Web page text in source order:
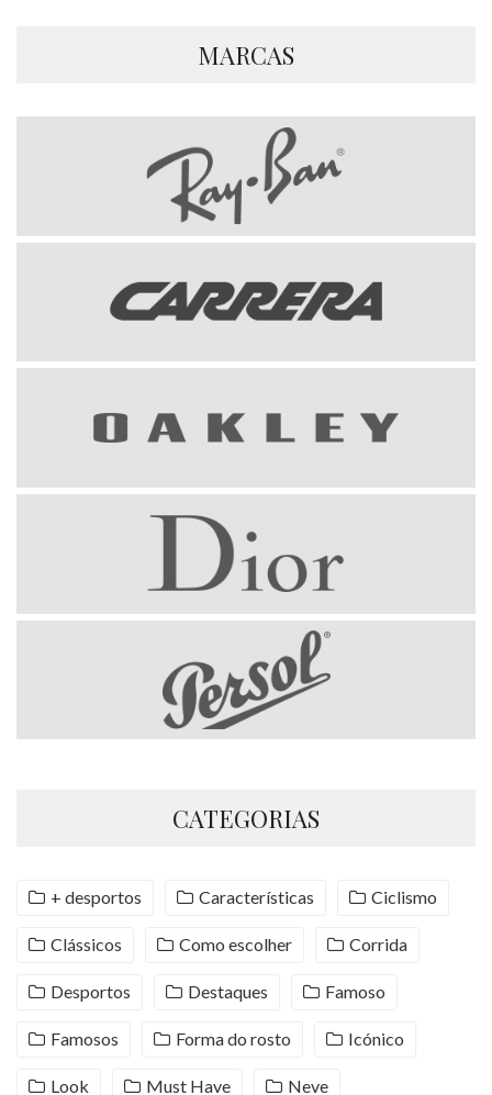
MARCAS
CATEGORIAS
+ desportos Características Ciclismo
Clássicos Como escolher Corrida
Desportos Destaques Famoso
Famosos Forma do rosto Icónico
Look Must Have Neve